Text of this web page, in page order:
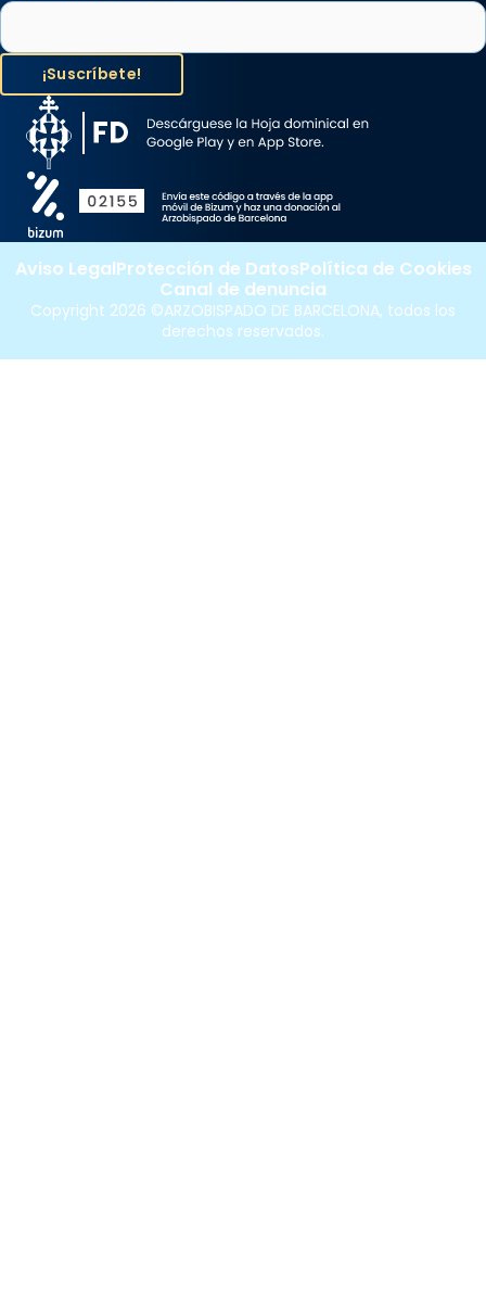
Copyright 2026 ©ARZOBISPADO DE BARCELONA, todos los
derechos reservados.
Aviso LegalProtección de DatosPolítica de Cookies
Canal de denuncia